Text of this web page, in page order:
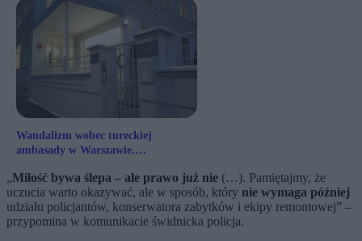
Wandalizm wobec tureckiej
ambasady w Warszawie.
„Miłość bywa ślepa – ale prawo już nie (…). Pamiętajmy, że
uczucia warto okazywać, ale w sposób, który nie wymaga później
udziału policjantów, konserwatora zabytków i ekipy remontowej” –
przypomina w komunikacie świdnicka policja.